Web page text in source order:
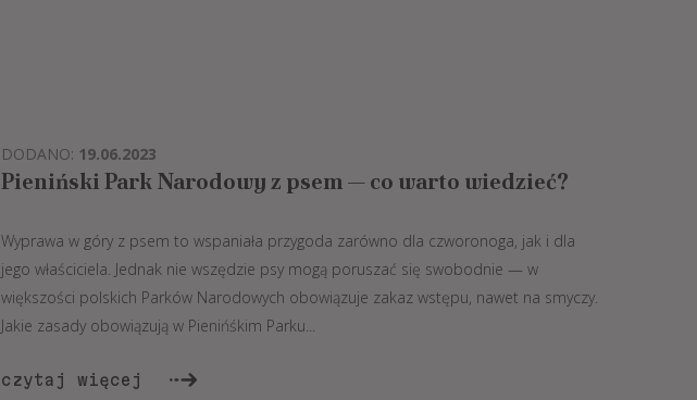
DODANO: 19.06.2023
Pieniński Park Narodowy z psem — co warto wiedzieć?
Wyprawa w góry z psem to wspaniała przygoda zarówno dla czworonoga, jak i dla
jego właściciela. Jednak nie wszędzie psy mogą poruszać się swobodnie — w
większości polskich Parków Narodowych obowiązuje zakaz wstępu, nawet na smyczy.
Jakie zasady obowiązują w Pienińśkim Parku...
czytaj więcej